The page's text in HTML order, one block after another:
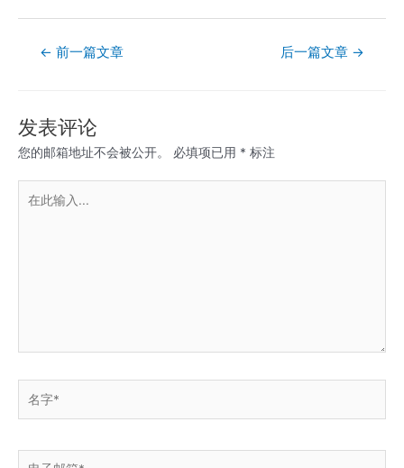
← 前一篇文章 后一篇文章 →
发表评论
您的邮箱地址不会被公开。 必填项已用 * 标注
此
字